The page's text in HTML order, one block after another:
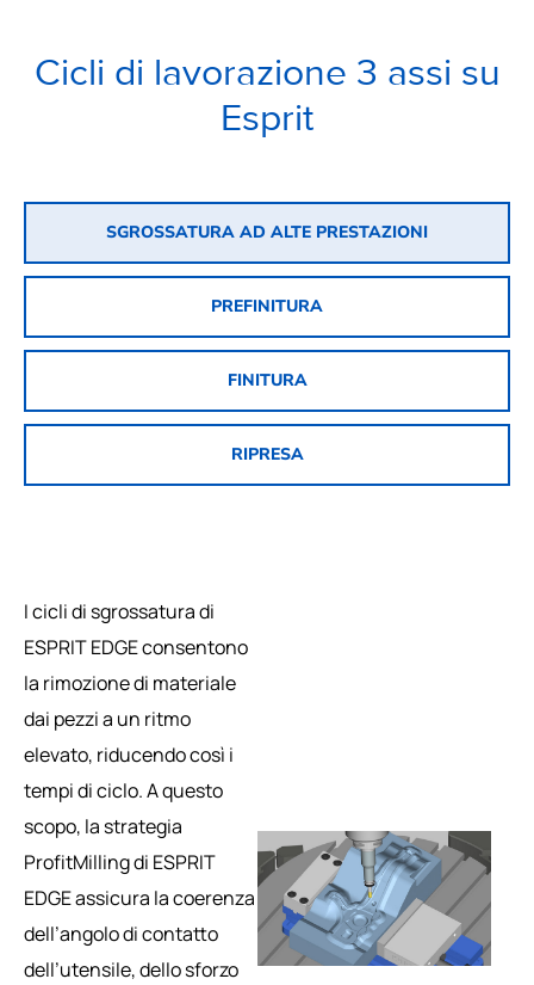
Cicli di lavorazione 3 assi su
Esprit
SGROSSATURA AD ALTE PRESTAZIONI
PREFINITURA
FINITURA
RIPRESA
I cicli di sgrossatura di
ESPRIT EDGE consentono
la rimozione di materiale
dai pezzi a un ritmo
elevato, riducendo così i
tempi di ciclo. A questo
scopo, la strategia
ProfitMilling di ESPRIT
EDGE assicura la coerenza
dell’angolo di contatto
dell’utensile, dello sforzo